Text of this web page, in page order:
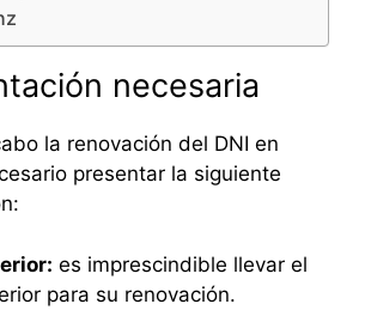
necesaria
la renovación del DNI en
presentar la siguiente
es imprescindible llevar el
para su renovación.